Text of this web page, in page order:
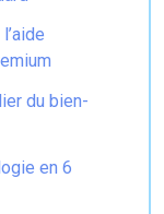
du bien-
en 6